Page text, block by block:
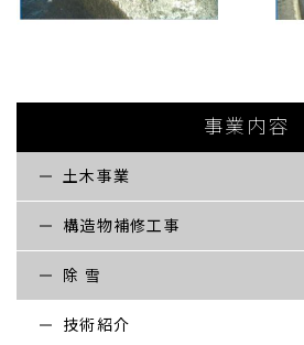
事業内容
土木事業
構造物補修工事
除 雪
技術紹介